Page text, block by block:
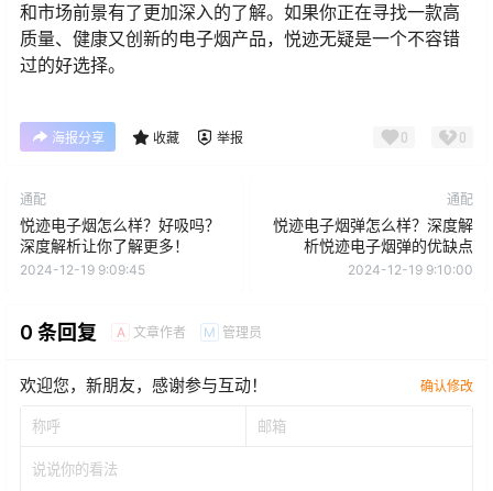
和市场前景有了更加深入的了解。如果你正在寻找一款高
质量、健康又创新的电子烟产品，悦迹无疑是一个不容错
过的好选择。
海报分享 收藏 举报 0 0
通配
悦迹电子烟怎么样？好吸吗？
深度解析让你了解更多！
2024-12-19 9:09:45
通配
悦迹电子烟弹怎么样？深度解
析悦迹电子烟弹的优缺点
2024-12-19 9:10:00
0 条回复 A 文章作者 M 管理员
欢迎您，新朋友，感谢参与互动！ 确认修改